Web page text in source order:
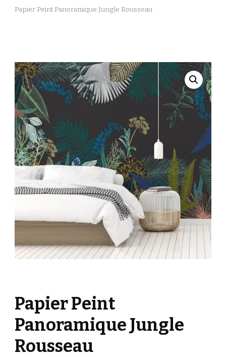
Papier Peint Panoramique Jungle Rousseau
Papier Peint
Panoramique Jungle
Rousseau